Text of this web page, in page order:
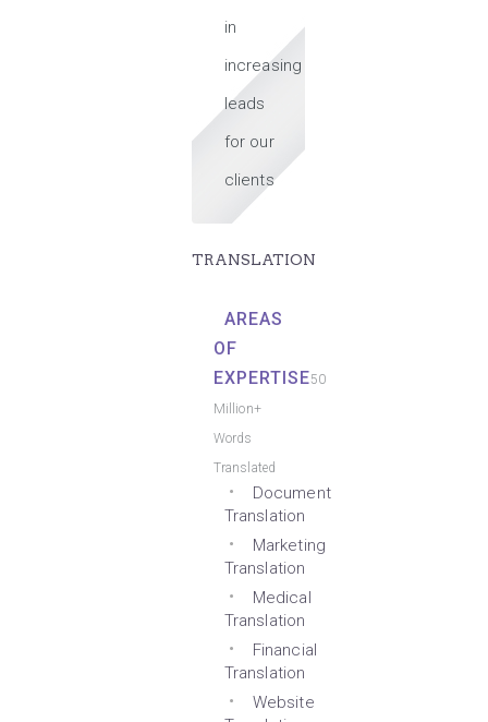
in
increasing
leads
for our
clients
TRANSLATION
AREAS
OF
EXPERTISE50
Million+
Words
Translated
Document
Translation
Marketing
Translation
Medical
Translation
Financial
Translation
Website